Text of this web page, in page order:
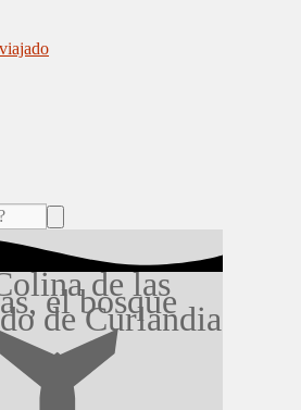
de las
el bosque
de Curlandia